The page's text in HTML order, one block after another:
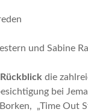
und Sabine
Rückblick die
bei
„Time Out